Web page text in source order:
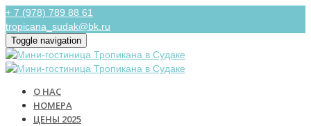
+ 7 (978) 789 88 61
tropicana_sudak@bk.ru
Toggle navigation
О НАС
НОМЕРА
ЦЕНЫ 2025